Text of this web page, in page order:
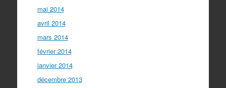
mai 2014
avril 2014
mars 2014
février 2014
janvier 2014
décembre 2013